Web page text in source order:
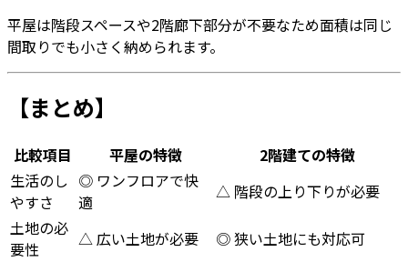
平屋は階段スペースや2階廊下部分が不要なため面積は同じ
間取りでも小さく納められます。
【まとめ】
比較項目 平屋の特徴
2階建ての特徴
生活のし
やすさ
◎ ワンフロアで快
適
△ 階段の上り下りが必要
土地の必
要性
△ 広い土地が必要 ◎ 狭い土地にも対応可